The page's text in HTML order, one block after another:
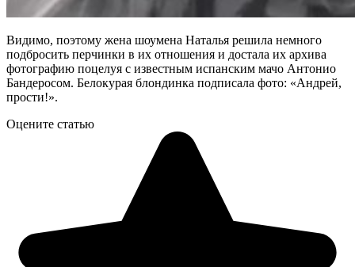
Видимо, поэтому жена шоумена Наталья решила немного
подбросить перчинки в их отношения и достала их архива
фотографию поцелуя с известным испанским мачо Антонио
Бандеросом. Белокурая блондинка подписала фото: «Андрей,
прости!».
Оцените статью